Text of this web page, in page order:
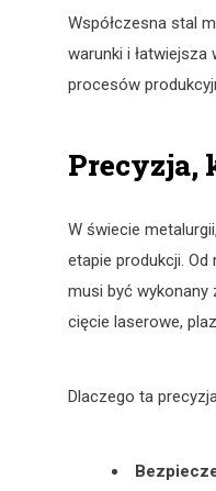
Współczesna stal
warunki i
procesów
Precyzja,
W świecie
etapie produkcji.
musi być wykonany
cięcie laserowe,
Dlaczego ta